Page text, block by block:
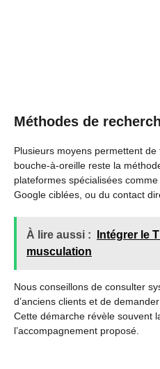
Méthodes de
Plusieurs moyens permettent
bouche-à-oreille reste la
plateformes spécialisées
Google ciblées, ou du contact
À lire aussi :
Intégrer le
musculation
Nous conseillons de consulter
d’anciens clients et de
Cette démarche révèle souvent
l’accompagnement proposé.